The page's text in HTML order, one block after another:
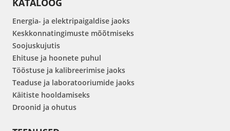
KATALOOG
Energia- ja elektripaigaldise jaoks
Keskkonnatingimuste mõõtmiseks
Soojuskujutis
Ehituse ja hoonete puhul
Tööstuse ja kalibreerimise jaoks
Teaduse ja laboratooriumide jaoks
Käitiste hooldamiseks
Droonid ja ohutus